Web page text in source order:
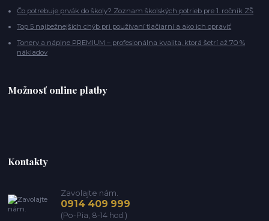
Čo potrebuje prvák do školy? Zoznam školských potrieb pre 1. ročník ZŠ
Top 5 najbežnejších chýb pri používaní tlačiarní a ako ich opraviť
Tonery a náplne PREMIUM – profesionálna kvalita, ktorá šetrí až 70 %
nákladov
Možnosť online platby
Kontakty
Zavolajte nám.
0914 409 999
(Po-Pia, 8-14 hod.)